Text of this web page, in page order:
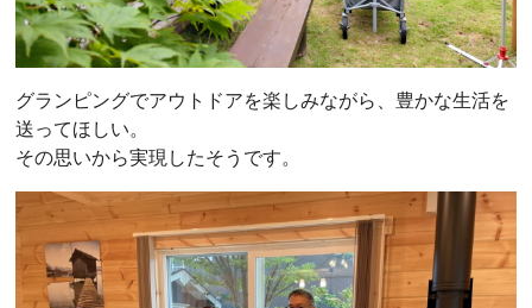
グランピングでアウトドアを楽しみながら、豊かな生活を
送ってほしい。
その思いから実現したそうです。